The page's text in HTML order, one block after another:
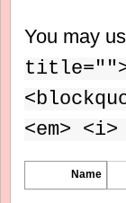
You may
<em>
Name